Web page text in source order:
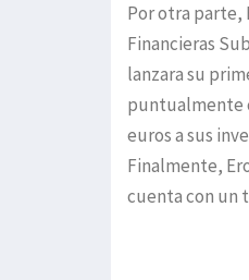
Por otra parte,
Financieras
lanzara su
puntualmente
euros a sus
Finalmente,
cuenta con un